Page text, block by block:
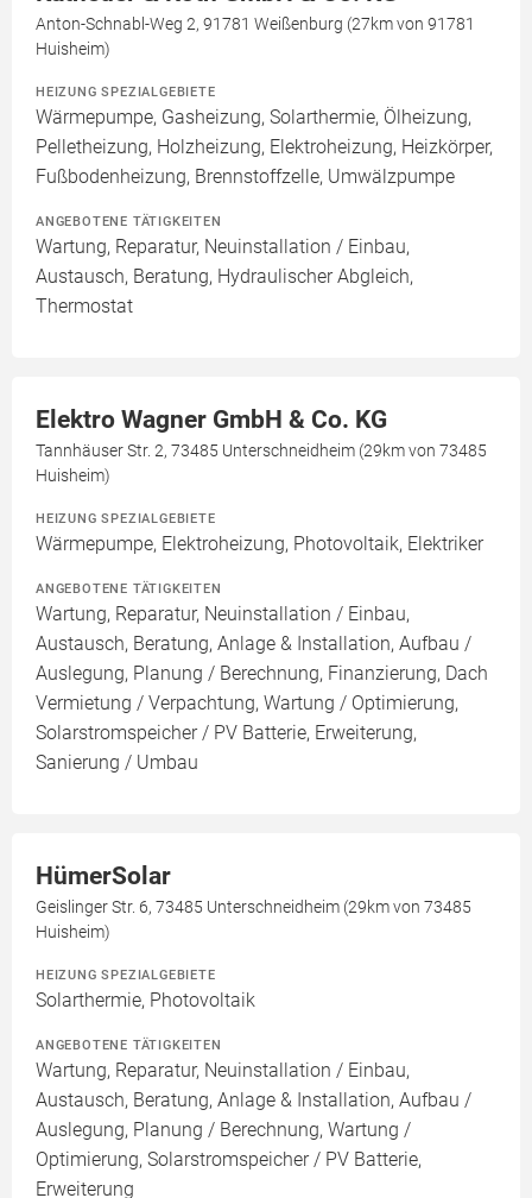
Anton-Schnabl-Weg 2, 91781 Weißenburg (27km von 91781
Huisheim)
HEIZUNG SPEZIALGEBIETE
Wärmepumpe, Gasheizung, Solarthermie, Ölheizung,
Pelletheizung, Holzheizung, Elektroheizung, Heizkörper,
Fußbodenheizung, Brennstoffzelle, Umwälzpumpe
ANGEBOTENE TÄTIGKEITEN
Wartung, Reparatur, Neuinstallation / Einbau,
Austausch, Beratung, Hydraulischer Abgleich,
Thermostat
Elektro Wagner GmbH & Co. KG
Tannhäuser Str. 2, 73485 Unterschneidheim (29km von 73485
Huisheim)
HEIZUNG SPEZIALGEBIETE
Wärmepumpe, Elektroheizung, Photovoltaik, Elektriker
ANGEBOTENE TÄTIGKEITEN
Wartung, Reparatur, Neuinstallation / Einbau,
Austausch, Beratung, Anlage & Installation, Aufbau /
Auslegung, Planung / Berechnung, Finanzierung, Dach
Vermietung / Verpachtung, Wartung / Optimierung,
Solarstromspeicher / PV Batterie, Erweiterung,
Sanierung / Umbau
HümerSolar
Geislinger Str. 6, 73485 Unterschneidheim (29km von 73485
Huisheim)
HEIZUNG SPEZIALGEBIETE
Solarthermie, Photovoltaik
ANGEBOTENE TÄTIGKEITEN
Wartung, Reparatur, Neuinstallation / Einbau,
Austausch, Beratung, Anlage & Installation, Aufbau /
Auslegung, Planung / Berechnung, Wartung /
Optimierung, Solarstromspeicher / PV Batterie,
Erweiterung